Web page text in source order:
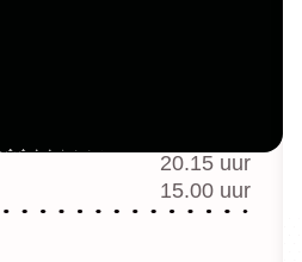
20.15 uur
15.00 uur